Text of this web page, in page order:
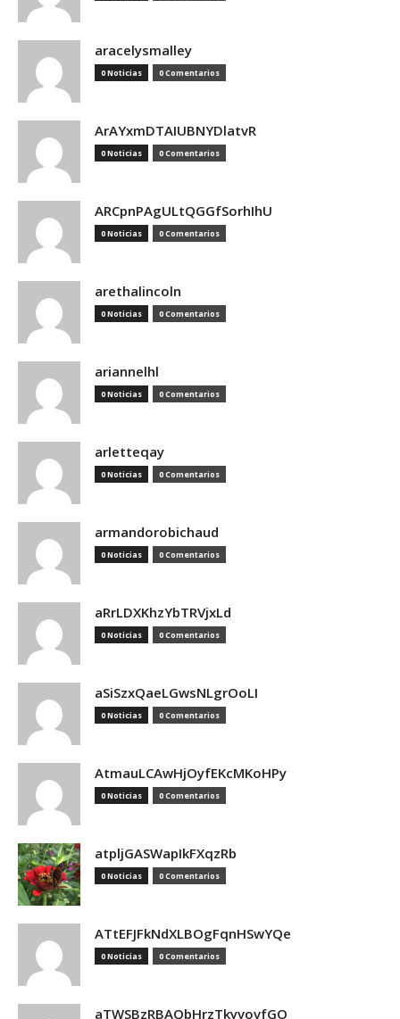
aracelysmalley
0 Noticias 0 Comentarios
ArAYxmDTAIUBNYDlatvR
0 Noticias 0 Comentarios
ARCpnPAgULtQGGfSorhIhU
0 Noticias 0 Comentarios
arethalincoln
0 Noticias 0 Comentarios
ariannelhl
0 Noticias 0 Comentarios
arletteqay
0 Noticias 0 Comentarios
armandorobichaud
0 Noticias 0 Comentarios
aRrLDXKhzYbTRVjxLd
0 Noticias 0 Comentarios
aSiSzxQaeLGwsNLgrOoLI
0 Noticias 0 Comentarios
AtmauLCAwHjOyfEKcMKoHPy
0 Noticias 0 Comentarios
atpljGASWapIkFXqzRb
0 Noticias 0 Comentarios
ATtEFJFkNdXLBOgFqnHSwYQe
0 Noticias 0 Comentarios
aTWSBzRBAQbHrzTkyvovfGO